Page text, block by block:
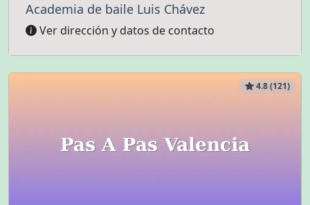
Academia de baile Luis Chávez
Ver dirección y datos de contacto
4.8 (121)